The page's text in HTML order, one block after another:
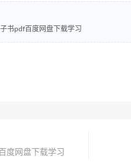
书pdf百度网盘下载学习
度网盘下载学习